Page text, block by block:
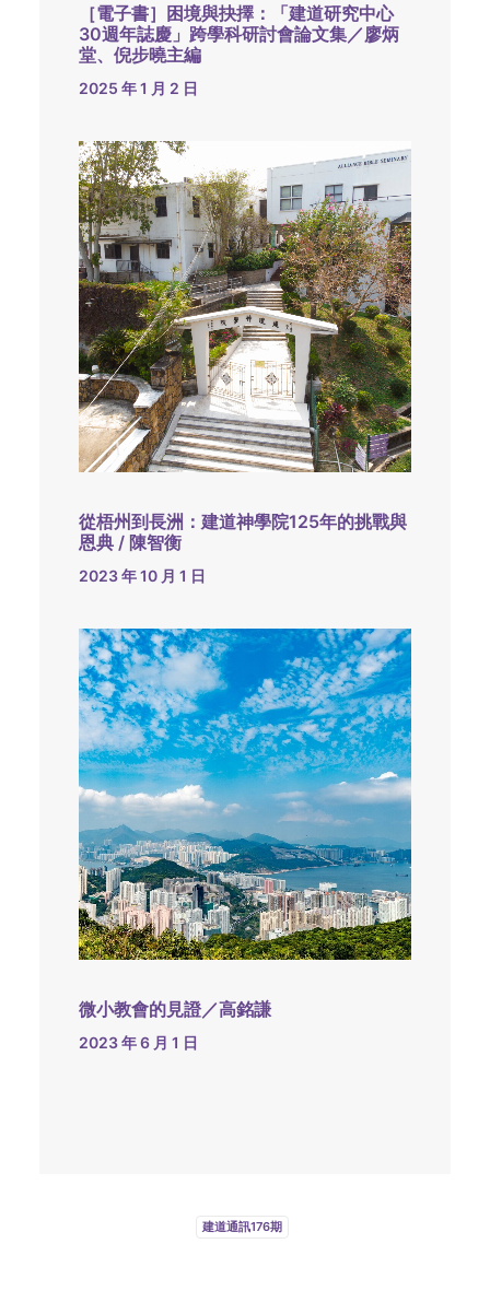
［電子書］困境與抉擇：「建道研究中心
30週年誌慶」跨學科研討會論文集／廖炳
堂、倪步曉主編
2025 年 1 月 2 日
從梧州到長洲：建道神學院125年的挑戰與
恩典 / 陳智衡
2023 年 10 月 1 日
微小教會的見證／高銘謙
2023 年 6 月 1 日
建道通訊176期